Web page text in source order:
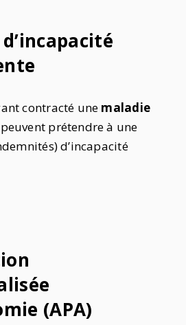
contracté une maladie
peuvent prétendre à une
d’incapacité
(APA)